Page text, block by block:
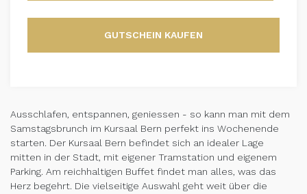
GUTSCHEIN KAUFEN
Ausschlafen, entspannen, geniessen - so kann man mit dem
Samstagsbrunch im Kursaal Bern perfekt ins Wochenende
starten. Der Kursaal Bern befindet sich an idealer Lage
mitten in der Stadt, mit eigener Tramstation und eigenem
Parking. Am reichhaltigen Buffet findet man alles, was das
Herz begehrt. Die vielseitige Auswahl geht weit über die